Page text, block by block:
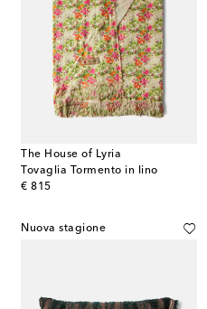
The House of Lyria
Tovaglia Tormento in lino
€ 815
original price
Nuova stagione